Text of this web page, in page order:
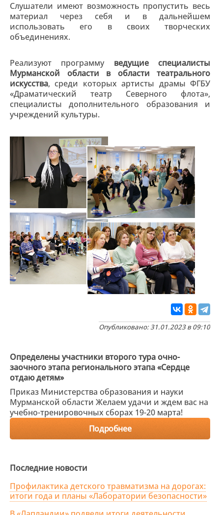
Слушатели имеют возможность пропустить весь
материал через себя и в дальнейшем
использовать его в своих творческих
объединениях.
Реализуют программу ведущие специалисты
Мурманской области в области театрального
искусства, среди которых артисты драмы ФГБУ
«Драматический театр Северного флота»,
специалисты дополнительного образования и
учреждений культуры.
Опубликовано: 31.01.2023 в 09:10
Определены участники второго тура очно-
заочного этапа регионального этапа «Сердце
отдаю детям»
Приказ Министерства образования и науки
Мурманской области Желаем удачи и ждем вас на
учебно-тренировочных сборах 19-20 марта!
Подробнее
Последние новости
Профилактика детского травматизма на дорогах:
итоги года и планы «Лаборатории безопасности»